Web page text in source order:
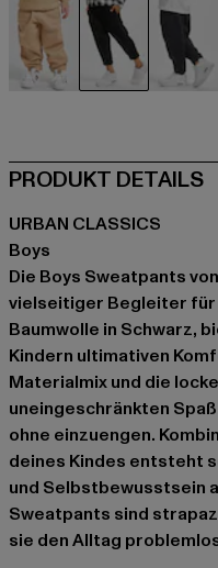
PRODUKT DETAILS
URBAN CLASSICS
Boys
Die Boys Sweatpants
vielseitiger Begleiter für
Baumwolle in Schwarz,
Kindern ultimativen
Materialmix und die
uneingeschränkten
ohne einzuengen.
deines Kindes entsteht
und Selbstbewusstsein
Sweatpants sind
sie den Alltag